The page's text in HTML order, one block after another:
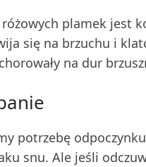
różowych plamek jest
się na brzuchu i
na dur
potrzebę
snu. Ale jeśli